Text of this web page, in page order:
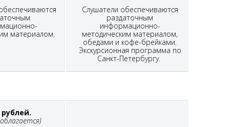
материалом.
Слушатели обеспечиваются
раздаточным
информационно-
методическим материалом,
обедами и кофе-брейками.
Экскурсионная программа по
Санкт-Петербургу.
рублей.